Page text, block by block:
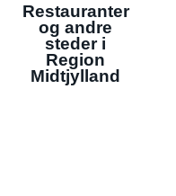
Restauranter
og andre
steder i
Region
Midtjylland